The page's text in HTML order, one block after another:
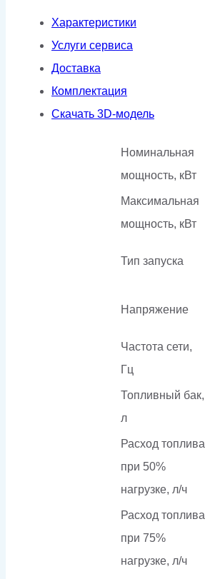
Характеристики
Услуги сервиса
Доставка
Комплектация
Скачать 3D-модель
Номинальная
мощность, кВт
Максимальная
мощность, кВт
Тип запуска
Напряжение
Частота сети,
Гц
Топливный бак,
л
Расход топлива
при 50%
нагрузке, л/ч
Расход топлива
при 75%
нагрузке, л/ч